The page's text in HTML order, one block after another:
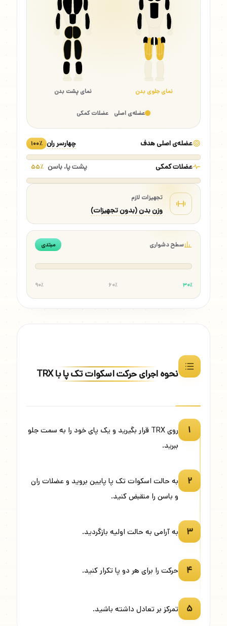
نمای جلوی بدن نمای پشت بدن
عضله‌ی اصلی عضلات کمکی
عضله‌ی اصلی هدف چهارسر ران ۱۰۰٪
عضلات کمکی پشت پا، باسن ۵۵٪
تجهیزات لازم
وزن بدن (بدون تجهیزات)
سطح دشواری مبتدی
۳۰٪ ۶۰٪ ۹۰٪
نحوه اجرای حرکت اسکوات تک پا با TRX
۱
روی TRX قرار بگیرید و یک پای خود را به سمت جلو
ببرید.
۲
به حالت اسکوات تک پا پایین بروید و عضلات ران
و باسن را منقبض کنید.
۳ به آرامی به حالت اولیه بازگردید.
۴ حرکت را برای هر دو پا تکرار کنید.
۵ تمرکز بر تعادل داشته باشید.